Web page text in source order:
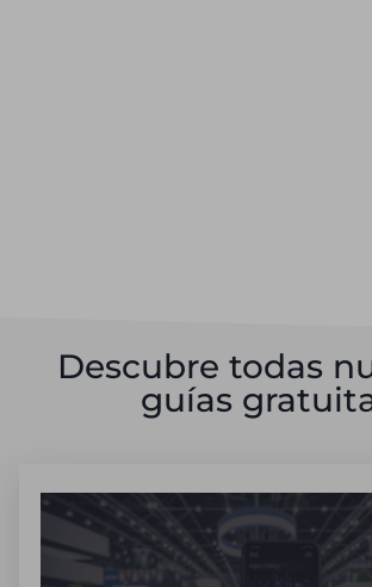
Descubre todas
guías